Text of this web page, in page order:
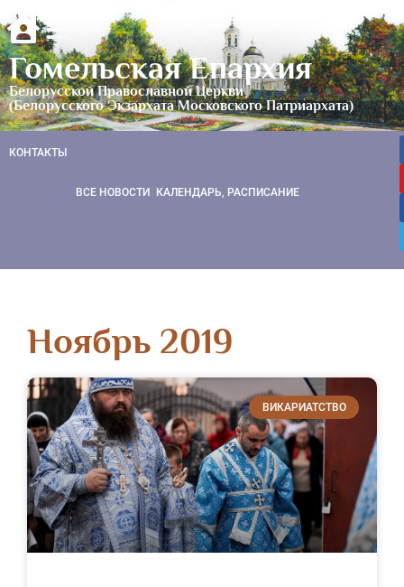
Гомельская Епархия
Белорусской Православной Церкви
(Белорусского Экзархата Московского Патриархата)
КОНТАКТЫ
ВСЕ НОВОСТИ КАЛЕНДАРЬ, РАСПИСАНИЕ
Ноябрь 2019
ВИКАРИАТСТВО